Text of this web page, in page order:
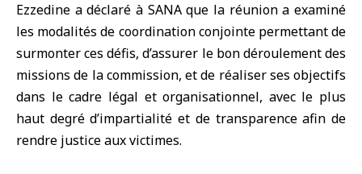
Ezzedine a déclaré à SANA que la réunion a examiné
les modalités de coordination conjointe permettant de
surmonter ces défis, d’assurer le bon déroulement des
missions de la commission, et de réaliser ses objectifs
dans le cadre légal et organisationnel, avec le plus
haut degré d’impartialité et de transparence afin de
rendre justice aux victimes.